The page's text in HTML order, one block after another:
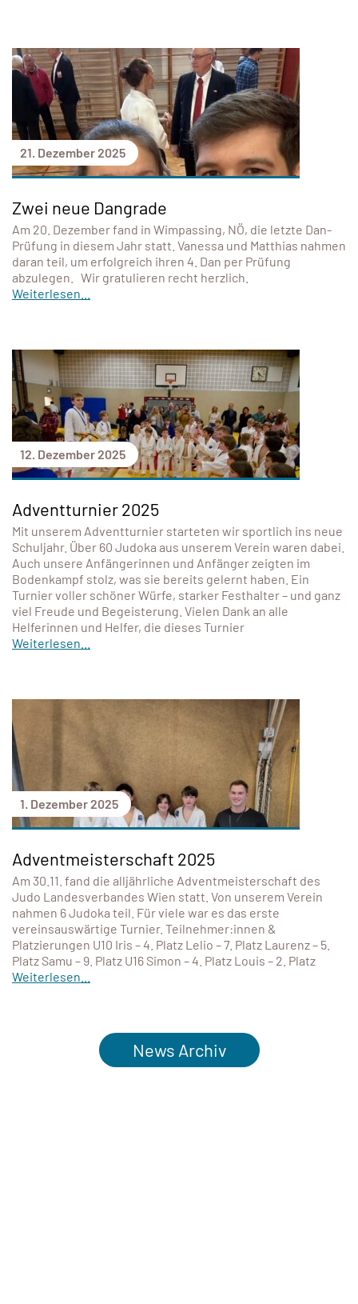
21. Dezember 2025
Zwei neue Dangrade
Am 20. Dezember fand in Wimpassing, NÖ, die letzte Dan-
Prüfung in diesem Jahr statt. Vanessa und Matthias nahmen
daran teil, um erfolgreich ihren 4. Dan per Prüfung
abzulegen. Wir gratulieren recht herzlich.
Weiterlesen...
12. Dezember 2025
Adventturnier 2025
Mit unserem Adventturnier starteten wir sportlich ins neue
Schuljahr. Über 60 Judoka aus unserem Verein waren dabei.
Auch unsere Anfängerinnen und Anfänger zeigten im
Bodenkampf stolz, was sie bereits gelernt haben. Ein
Turnier voller schöner Würfe, starker Festhalter – und ganz
viel Freude und Begeisterung. Vielen Dank an alle
Helferinnen und Helfer, die dieses Turnier
Weiterlesen...
1. Dezember 2025
Adventmeisterschaft 2025
Am 30.11. fand die alljährliche Adventmeisterschaft des
Judo Landesverbandes Wien statt. Von unserem Verein
nahmen 6 Judoka teil. Für viele war es das erste
vereinsauswärtige Turnier. Teilnehmer:innen &
Platzierungen U10 Iris – 4. Platz Lelio – 7. Platz Laurenz – 5.
Platz Samu – 9. Platz U16 Simon – 4. Platz Louis – 2. Platz
Weiterlesen...
News Archiv